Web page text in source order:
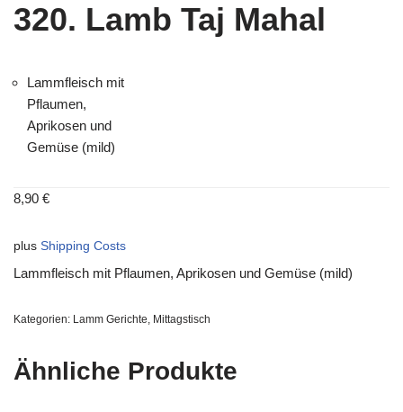
320. Lamb Taj Mahal
Lammfleisch mit
Pflaumen,
Aprikosen und
Gemüse (mild)
8,90 €
plus Shipping Costs
Lammfleisch mit Pflaumen, Aprikosen und Gemüse (mild)
Kategorien: Lamm Gerichte, Mittagstisch
Ähnliche Produkte